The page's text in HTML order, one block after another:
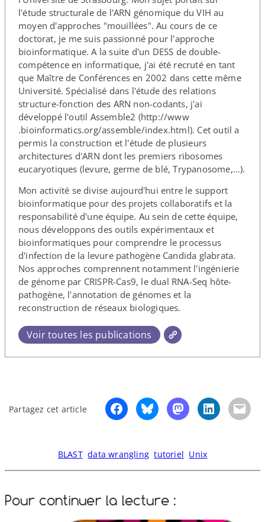
l'étude structurale de l'ARN génomique du VIH au
moyen d'approches "mouillées". Au cours de ce
doctorat, je me suis passionné pour l'approche
bioinformatique. A la suite d'un DESS de double-​
compétence en informatique, j'ai été recruté en tant
que Maître de Conférences en 2002 dans cette même
Université. Spécialisé dans l'étude des relations
structure-​fonction des ARN non-​codants, j'ai
développé l'outil Assemble2 (http://​www​
.bioinformatics​.org/​a​s​s​e​m​b​l​e​/​i​n​d​e​x​.​h​tml). Cet outil a
permis la construction et l'étude de plusieurs
architectures d'ARN dont les premiers ribosomes
eucaryotiques (levure, germe de blé, Trypanosome,…).
Mon activité se divise aujourd'hui entre le support
bioinformatique pour des projets collaboratifs et la
responsabilité d'une équipe. Au sein de cette équipe,
nous développons des outils expérimentaux et
bioinformatiques pour comprendre le processus
d'infection de la levure pathogène Candida glabrata.
Nos approches comprennent notamment l'ingénierie
de génome par CRISPR-​Cas9, le dual RNA-​Seq hôte-​
pathogène, l'annotation de génomes et la
reconstruction de réseaux biologiques.
Voir toutes les publications
Partagez cet article
BLAST data wrangling tutoriel Unix
Pour continuer la lecture :